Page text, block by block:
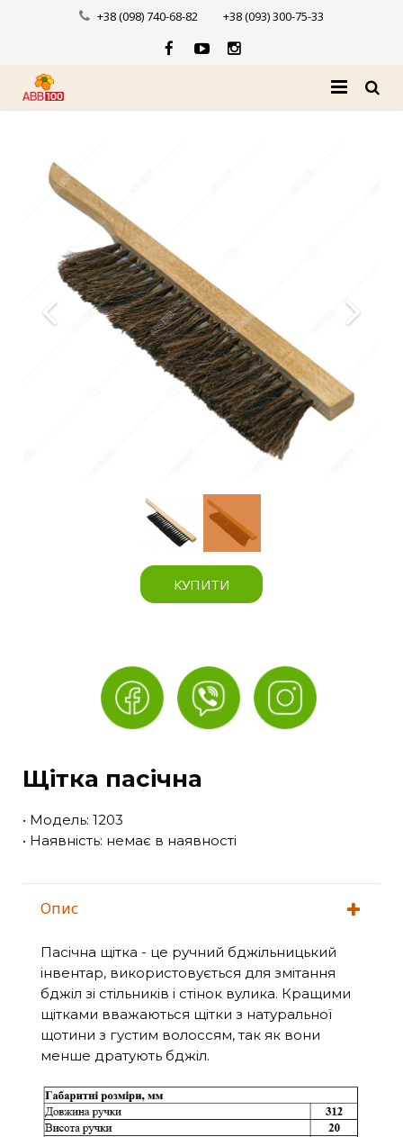
+38 (098) 740-68-82 +38 (093) 300-75-33
Про нас
Каталог
Доставка і оплата
Новини
КУПИТИ
Щітка пасічна
• Модель: 1203
• Наявність: немає в наявності
Опис
Пасічна щітка - це ручний бджільницький
інвентар, використовується для змітання
бджіл зі стільників і стінок вулика. Кращими
щітками вважаються щітки з натуральної
щотини з густим волоссям, так як вони
менше дратують бджіл.